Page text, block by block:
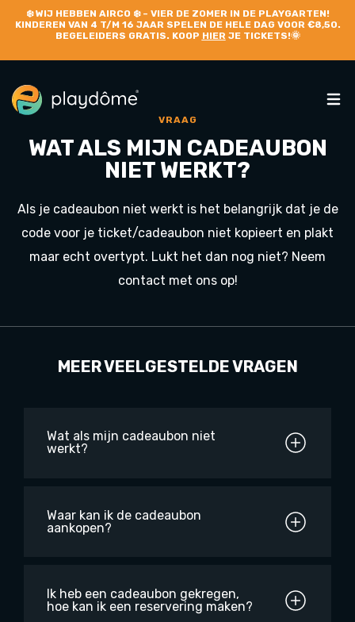
❄️WIJ HEBBEN AIRCO ❄️ – VIER DE ZOMER IN DE PLAYGARTEN!
KINDEREN VAN 4 T/M 16 JAAR SPELEN DE HELE DAG VOOR €8,50.
BEGELEIDERS GRATIS. KOOP HIERJE TICKETS!🌞
VRAAG
WAT ALS MIJN CADEAUBON
NIET WERKT?
Als je cadeaubon niet werkt is het belangrijk dat je de
code voor je ticket/cadeaubon niet kopieert en plakt
maar echt overtypt. Lukt het dan nog niet? Neem
contact met ons op!
MEER VEELGESTELDE VRAGEN
Wat als mijn cadeaubon niet
werkt?
Waar kan ik de cadeaubon
aankopen?
Ik heb een cadeaubon gekregen,
hoe kan ik een reservering maken?